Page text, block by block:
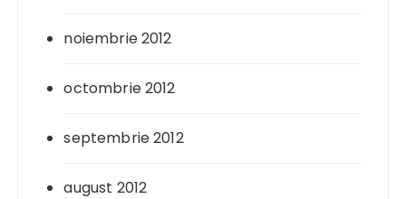
noiembrie 2012
octombrie 2012
septembrie 2012
august 2012